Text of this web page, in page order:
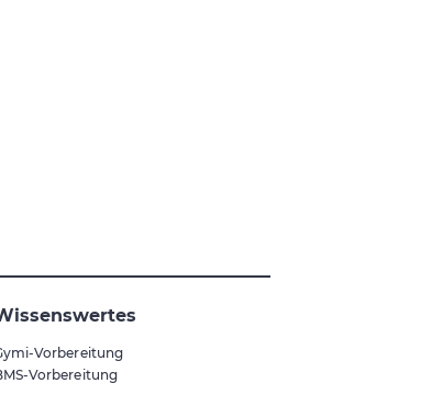
Vorbereitung
Vorbereitung